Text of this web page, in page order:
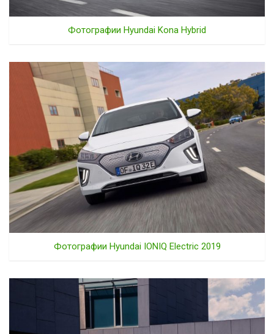
Фотографии Hyundai Kona Hybrid
Фотографии Hyundai IONIQ Electric 2019